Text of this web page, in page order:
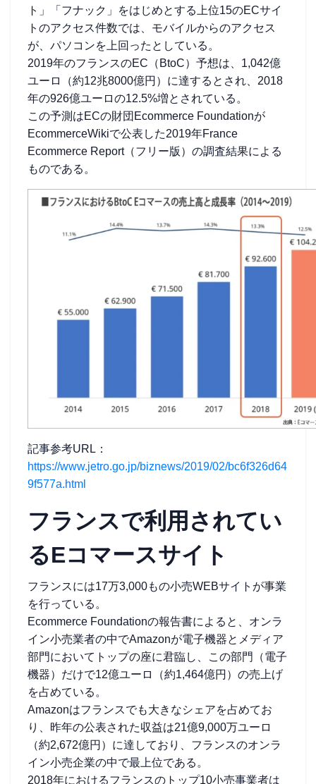
ト」「フナック」をはじめとする上位15のECサイ
トのアクセス件数では、モバイルからのアクセス
が、パソコンを上回ったとしている。
2019年のフランスのEC（BtoC）予想は、1,042億
ユーロ（約12兆8000億円）に達するとされ、2018
年の926億ユーロの12.5%増とされている。
この予測はECの財団Ecommerce Foundationが
EcommerceWikiで公表した2019年France
Ecommerce Report（フリー版）の調査結果による
ものである。
記事参考URL：
https://www.jetro.go.jp/biznews/2019/02/bc6f326d64
9f577a.html
フランスで利用されてい
るEコマースサイト
フランスには17万3,000もの小売WEBサイトが事業
を行っている。
Ecommerce Foundationの報告書によると、オンラ
イン小売業者の中でAmazonが電子機器とメディア
部門においてトップの座に君臨し、この部門（電子
機器）だけで12億ユーロ（約1,464億円）の売上げ
を占めている。
Amazonはフランスでも大きなシェアを占めてお
り、昨年の公表された収益は21億9,000万ユーロ
（約2,672億円）に達しており、フランスのオンラ
イン小売企業の中で最上位である。
2018年におけるフランスのトップ10小売事業者は